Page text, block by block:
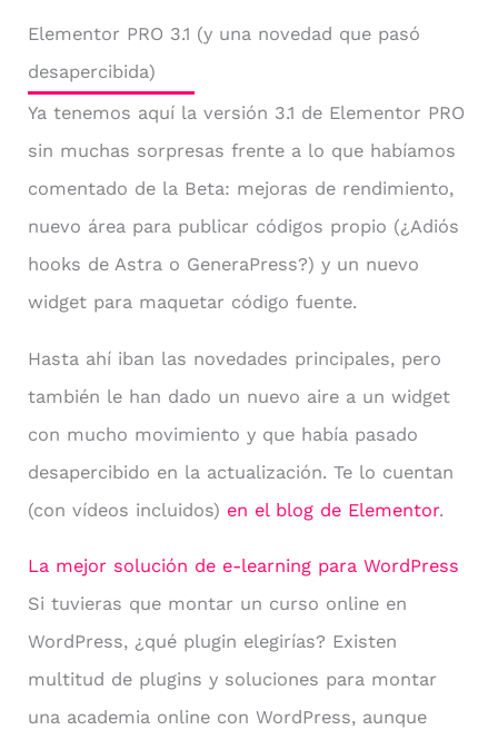
Elementor PRO 3.1 (y una novedad que pasó
desapercibida)
Ya tenemos aquí la versión 3.1 de Elementor PRO
sin muchas sorpresas frente a lo que habíamos
comentado de la Beta: mejoras de rendimiento,
nuevo área para publicar códigos propio (¿Adiós
hooks de Astra o GeneraPress?) y un nuevo
widget para maquetar código fuente.
Hasta ahí iban las novedades principales, pero
también le han dado un nuevo aire a un widget
con mucho movimiento y que había pasado
desapercibido en la actualización. Te lo cuentan
(con vídeos incluidos) en el blog de Elementor.
La mejor solución de e-learning para WordPress
Si tuvieras que montar un curso online en
WordPress, ¿qué plugin elegirías? Existen
multitud de plugins y soluciones para montar
una academia online con WordPress, aunque